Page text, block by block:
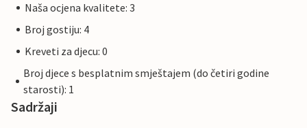
Naša ocjena kvalitete: 3
Broj gostiju: 4
Kreveti za djecu: 0
Broj djece s besplatnim smještajem (do četiri godine
starosti): 1
Sadržaji